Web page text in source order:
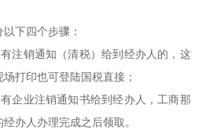
下四个步骤：
注销通知（清税）给到经办人的，这
打印也可登陆国税直接；
企业注销通知书给到经办人，工商那
办人办理完成之后领取。